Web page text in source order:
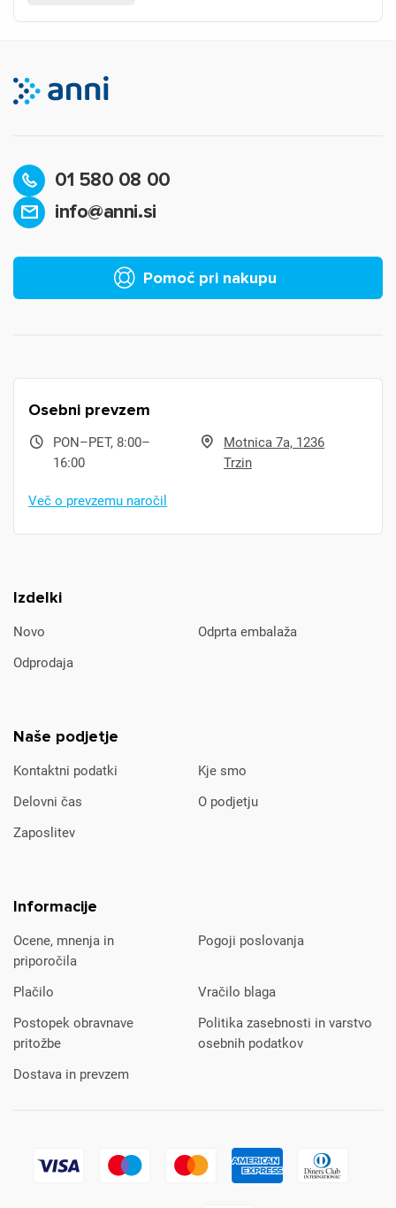
01 580 08 00
info@anni.si
Pomoč pri nakupu
Izdelki
Novo
Odprta embalaža
Odprodaja
Naše podjetje
Kontaktni podatki
Kje smo
Delovni čas
O podjetju
Zaposlitev
Informacije
Ocene, mnenja in
priporočila
Pogoji poslovanja
Plačilo
Vračilo blaga
Postopek obravnave
pritožbe
Politika zasebnosti in varstvo
osebnih podatkov
Dostava in prevzem
Osebni prevzem
PON–PET, 8:00–
16:00
Motnica 7a, 1236
Trzin
Več o prevzemu naročil
Prijava
Za dodajanje na seznam želja morate biti prijavljeni.